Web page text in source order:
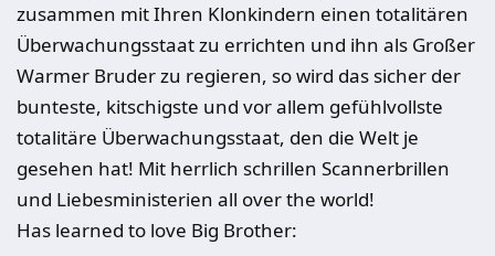
zusammen mit Ihren Klonkindern einen totalitären
Überwachungsstaat zu errichten und ihn als Großer
Warmer Bruder zu regieren, so wird das sicher der
bunteste, kitschigste und vor allem gefühlvollste
totalitäre Überwachungsstaat, den die Welt je
gesehen hat! Mit herrlich schrillen Scannerbrillen
und Liebesministerien all over the world!
Has learned to love Big Brother: